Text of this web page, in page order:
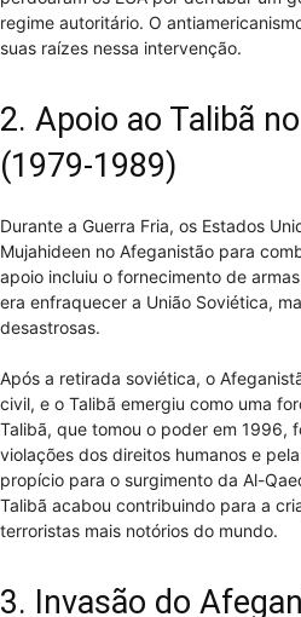
regime autoritário. O
suas raízes nessa intervenção.
2. Apoio ao Talibã
(1979-1989)
Durante a Guerra Fria, os Estados
Mujahideen no Afeganistão para
apoio incluiu o fornecimento de
era enfraquecer a União Soviética,
desastrosas.
Após a retirada soviética, o
civil, e o Talibã emergiu como uma
Talibã, que tomou o poder em 1996,
violações dos direitos humanos e
propício para o surgimento da Al-
Talibã acabou contribuindo para a
terroristas mais notórios do mundo.
3. Invasão do